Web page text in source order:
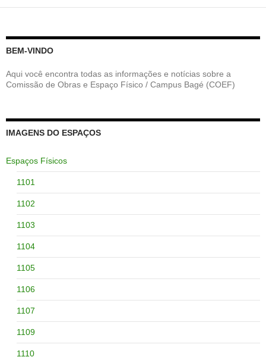
BEM-VINDO
Aqui você encontra todas as informações e notícias sobre a
Comissão de Obras e Espaço Físico / Campus Bagé (COEF)
IMAGENS DO ESPAÇOS
Espaços Físicos
1101
1102
1103
1104
1105
1106
1107
1109
1110